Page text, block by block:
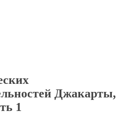
Джакарты,
1